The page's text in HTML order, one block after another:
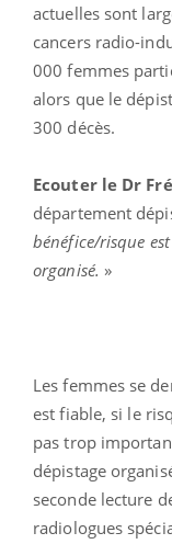
actuelles sont
cancers radio-
000 femmes
alors que le
300 décès.
Ecouter le Dr
département
bénéfice/risque
organisé. »
Les femmes se
est fiable, si le
pas trop
dépistage
seconde lecture
radiologues